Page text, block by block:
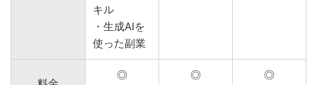
キル
・生成AIを
使った副業
◎
◎
◎